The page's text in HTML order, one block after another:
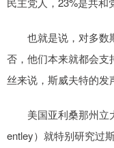
也就是说，对多数
否，他们本来就都会支
丝来说，斯威夫特的发
美国亚利桑那州立大
entley）就特别研究过